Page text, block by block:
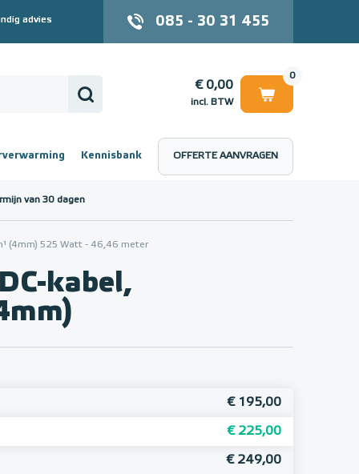
advies 085 - 30 31 455
0
€ 0,00
incl. BTW
€ 0,00
Kennisbank OFFERTE AANVRAGEN
van 30 dagen
(4mm) 525 Watt - 46,46 meter
kabel,
€ 195,00
€ 225,00
€ 249,00